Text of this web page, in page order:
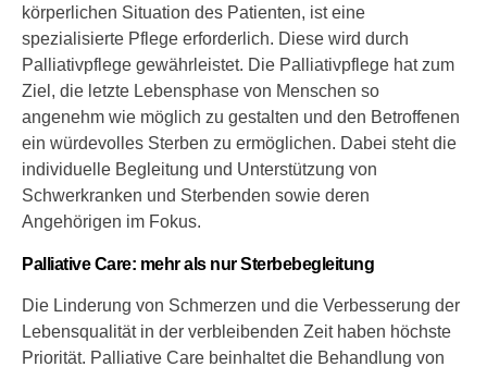
körperlichen Situation des Patienten, ist eine
spezialisierte Pflege erforderlich. Diese wird durch
Palliativpflege gewährleistet. Die Palliativpflege hat zum
Ziel, die letzte Lebensphase von Menschen so
angenehm wie möglich zu gestalten und den Betroffenen
ein würdevolles Sterben zu ermöglichen. Dabei steht die
individuelle Begleitung und Unterstützung von
Schwerkranken und Sterbenden sowie deren
Angehörigen im Fokus.
Palliative Care: mehr als nur Sterbebegleitung
Die Linderung von Schmerzen und die Verbesserung der
Lebensqualität in der verbleibenden Zeit haben höchste
Priorität. Palliative Care beinhaltet die Behandlung von